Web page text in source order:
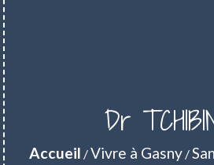
Dr
Accueil /Vivre à Gasny /